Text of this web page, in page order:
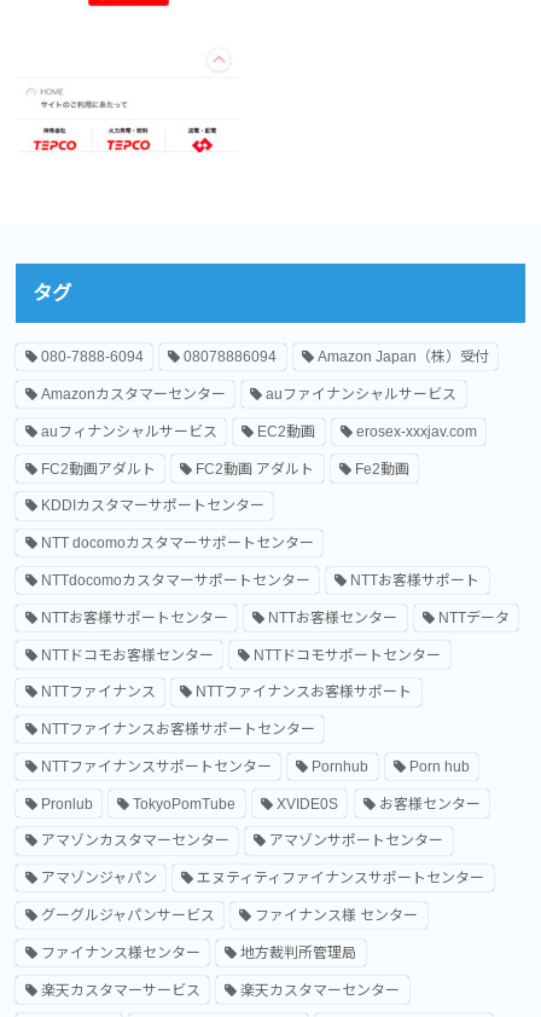
タグ
080-7888-6094 08078886094 Amazon Japan（株）受付
Amazonカスタマーセンター auファイナンシャルサービス
auフィナンシャルサービス EC2動画 erosex-xxxjav.com
FC2動画アダルト FC2動画 アダルト Fe2動画
KDDIカスタマーサポートセンター
NTT docomoカスタマーサポートセンター
NTTdocomoカスタマーサポートセンター NTTお客様サポート
NTTお客様サポートセンター NTTお客様センター NTTデータ
NTTドコモお客様センター NTTドコモサポートセンター
NTTファイナンス NTTファイナンスお客様サポート
NTTファイナンスお客様サポートセンター
NTTファイナンスサポートセンター Pornhub Porn hub
Pronlub TokyoPomTube XVIDE0S お客様センター
アマゾンカスタマーセンター アマゾンサポートセンター
アマゾンジャパン エヌティティファイナンスサポートセンター
グーグルジャパンサービス ファイナンス様 センター
ファイナンス様センター 地方裁判所管理局
楽天カスタマーサービス 楽天カスタマーセンター